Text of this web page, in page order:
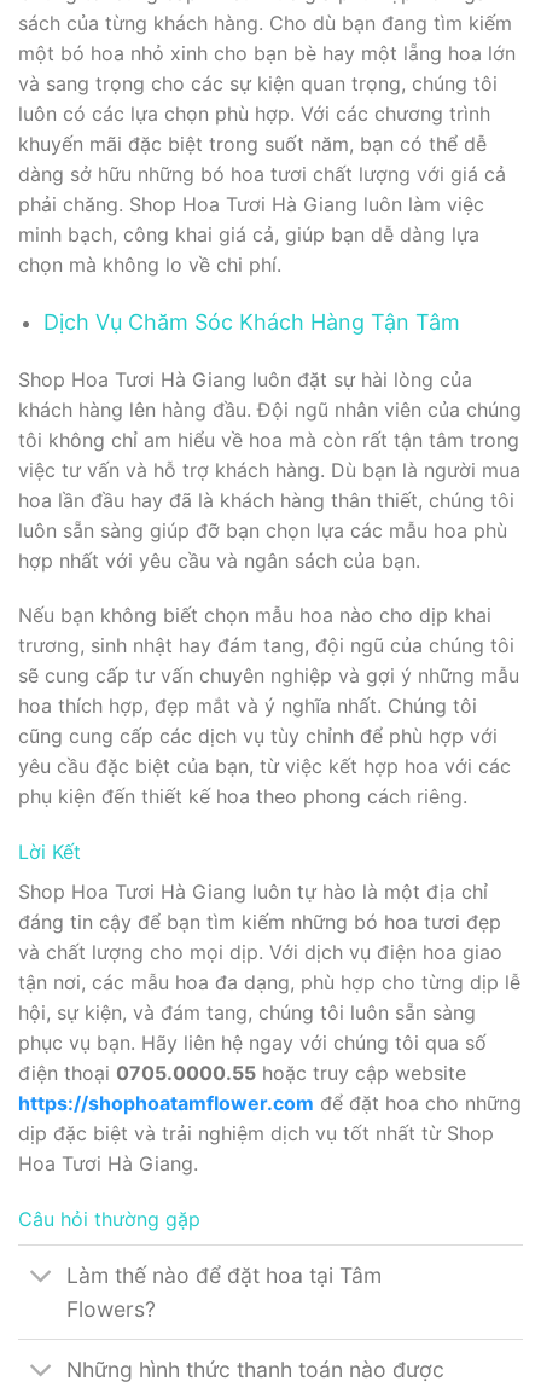
sách của từng khách hàng. Cho dù bạn đang tìm kiếm
một bó hoa nhỏ xinh cho bạn bè hay một lẵng hoa lớn
và sang trọng cho các sự kiện quan trọng, chúng tôi
luôn có các lựa chọn phù hợp. Với các chương trình
khuyến mãi đặc biệt trong suốt năm, bạn có thể dễ
dàng sở hữu những bó hoa tươi chất lượng với giá cả
phải chăng. Shop Hoa Tươi Hà Giang luôn làm việc
minh bạch, công khai giá cả, giúp bạn dễ dàng lựa
chọn mà không lo về chi phí.
Dịch Vụ Chăm Sóc Khách Hàng Tận Tâm
Shop Hoa Tươi Hà Giang luôn đặt sự hài lòng của
khách hàng lên hàng đầu. Đội ngũ nhân viên của chúng
tôi không chỉ am hiểu về hoa mà còn rất tận tâm trong
việc tư vấn và hỗ trợ khách hàng. Dù bạn là người mua
hoa lần đầu hay đã là khách hàng thân thiết, chúng tôi
luôn sẵn sàng giúp đỡ bạn chọn lựa các mẫu hoa phù
hợp nhất với yêu cầu và ngân sách của bạn.
Nếu bạn không biết chọn mẫu hoa nào cho dịp khai
trương, sinh nhật hay đám tang, đội ngũ của chúng tôi
sẽ cung cấp tư vấn chuyên nghiệp và gợi ý những mẫu
hoa thích hợp, đẹp mắt và ý nghĩa nhất. Chúng tôi
cũng cung cấp các dịch vụ tùy chỉnh để phù hợp với
yêu cầu đặc biệt của bạn, từ việc kết hợp hoa với các
phụ kiện đến thiết kế hoa theo phong cách riêng.
Lời Kết
Shop Hoa Tươi Hà Giang luôn tự hào là một địa chỉ
đáng tin cậy để bạn tìm kiếm những bó hoa tươi đẹp
và chất lượng cho mọi dịp. Với dịch vụ điện hoa giao
tận nơi, các mẫu hoa đa dạng, phù hợp cho từng dịp lễ
hội, sự kiện, và đám tang, chúng tôi luôn sẵn sàng
phục vụ bạn. Hãy liên hệ ngay với chúng tôi qua số
điện thoại 0705.0000.55 hoặc truy cập website
https://shophoatamflower.com để đặt hoa cho những
dịp đặc biệt và trải nghiệm dịch vụ tốt nhất từ Shop
Hoa Tươi Hà Giang.
Câu hỏi thường gặp
Làm thế nào để đặt hoa tại Tâm
Flowers?
Những hình thức thanh toán nào được